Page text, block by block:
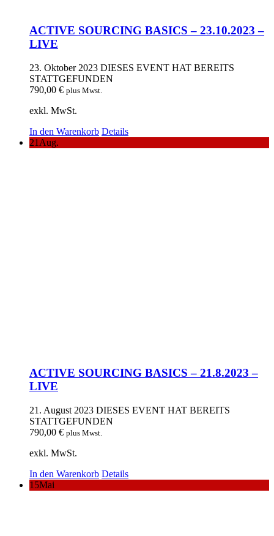
ACTIVE SOURCING BASICS – 23.10.2023 –
LIVE
23. Oktober 2023 DIESES EVENT HAT BEREITS
STATTGEFUNDEN
790,00 € plus Mwst.
exkl. MwSt.
In den Warenkorb Details
21 Aug.
ACTIVE SOURCING BASICS – 21.8.2023 –
LIVE
21. August 2023 DIESES EVENT HAT BEREITS
STATTGEFUNDEN
790,00 € plus Mwst.
exkl. MwSt.
In den Warenkorb Details
15Mai